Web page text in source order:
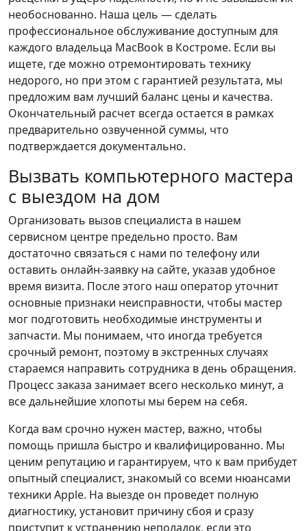
необоснованно. Наша цель — сделать
профессиональное обслуживание доступным для
каждого владельца MacBook в Костроме. Если вы
ищете, где можно отремонтировать технику
недорого, но при этом с гарантией результата, мы
предложим вам лучший баланс цены и качества.
Окончательный расчет всегда остается в рамках
предварительно озвученной суммы, что
подтверждается документально.
Вызвать компьютерного мастера
с выездом на дом
Организовать вызов специалиста в нашем
сервисном центре предельно просто. Вам
достаточно связаться с нами по телефону или
оставить онлайн-заявку на сайте, указав удобное
время визита. После этого наш оператор уточнит
основные признаки неисправности, чтобы мастер
мог подготовить необходимые инструменты и
запчасти. Мы понимаем, что иногда требуется
срочный ремонт, поэтому в экстренных случаях
стараемся направить сотрудника в день обращения.
Процесс заказа занимает всего несколько минут, а
все дальнейшие хлопоты мы берем на себя.
Когда вам срочно нужен мастер, важно, чтобы
помощь пришла быстро и квалифицированно. Мы
ценим репутацию и гарантируем, что к вам прибудет
опытный специалист, знакомый со всеми нюансами
техники Apple. На выезде он проведет полную
диагностику, установит причину сбоя и сразу
приступит к устранению неполадок, если это